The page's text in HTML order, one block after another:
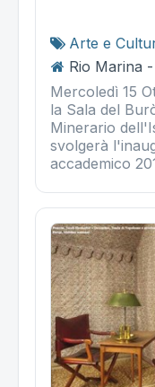
Arte e
Rio Marina
Mercoledì 15
la Sala del
Minerario
svolgerà
accademico